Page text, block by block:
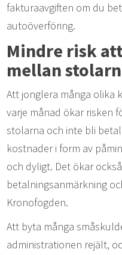
fakturaavgiften om du
autoöverföring.
Mindre risk
mellan
Att jonglera många olika
varje månad ökar risken
stolarna och inte bli
kostnader i form av
och dyligt. Det ökar
betalningsanmärkning
Kronofogden.
Att byta många
administrationen rejält,